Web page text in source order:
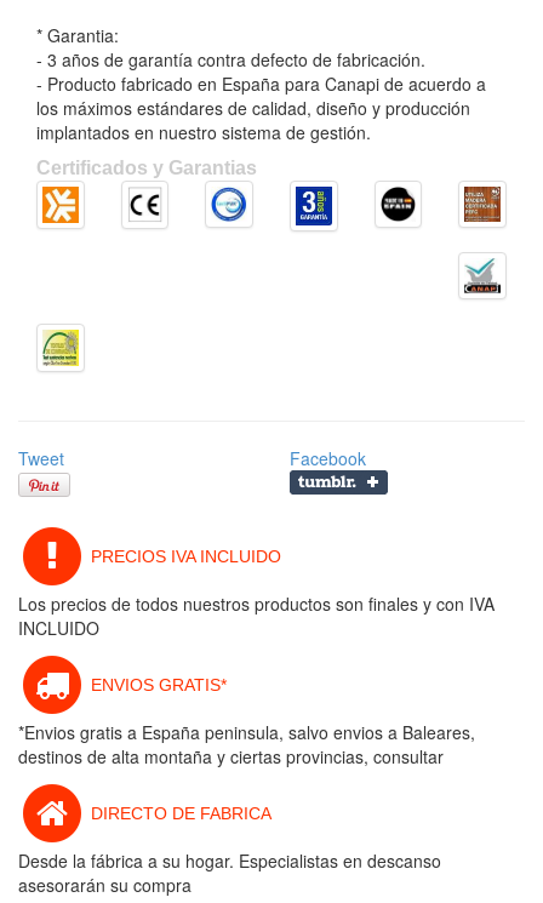
* Garantia:
- 3 años de garantía contra defecto de fabricación.
- Producto fabricado en España para Canapi de acuerdo a
los máximos estándares de calidad, diseño y producción
implantados en nuestro sistema de gestión.
Certificados y Garantias
Tweet Facebook
PRECIOS IVA INCLUIDO
Los precios de todos nuestros productos son finales y con IVA
INCLUIDO
ENVIOS GRATIS*
*Envios gratis a España peninsula, salvo envios a Baleares,
destinos de alta montaña y ciertas provincias, consultar
DIRECTO DE FABRICA
Desde la fábrica a su hogar. Especialistas en descanso
asesorarán su compra